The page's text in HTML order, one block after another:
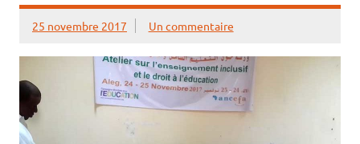
25 novembre 2017 Un commentaire